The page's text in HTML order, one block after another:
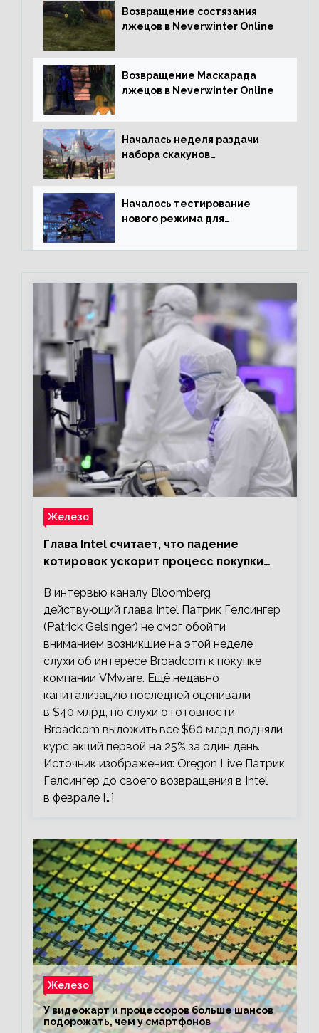
Возвращение состязания
лжецов в Neverwinter Online
Возвращение Маскарада
лжецов в Neverwinter Online
Началась неделя раздачи
набора скакунов
Началось тестирование
нового режима для
online
Железо
Глава Intel считает, что падение
котировок ускорит процесс покупки
В интервью каналу Bloomberg
действующий глава Intel Патрик Гелсингер
(Patrick Gelsinger) не смог обойти
вниманием возникшие на этой неделе
слухи об интересе Broadcom к покупке
компании VMware. Ещё недавно
капитализацию последней оценивали
в $40 млрд, но слухи о готовности
Broadcom выложить все $60 млрд подняли
курс акций первой на 25% за один день.
Источник изображения: Oregon Live Патрик
Гелсингер до своего возвращения в Intel
в феврале […]
Железо
У видеокарт и процессоров больше шансов
подорожать, чем у смартфонов